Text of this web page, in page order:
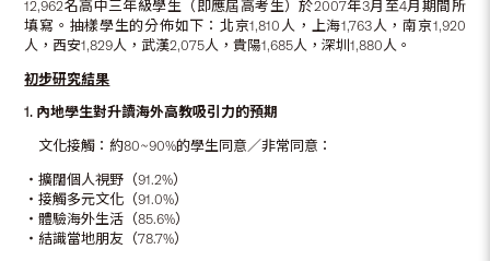
12,962名高中三年級學生（即應屆高考生）於2007年3月至4月期間所
填寫。抽樣學生的分佈如下：北京1,810人，上海1,763人，南京1,920
人，西安1,829人，武漢2,075人，貴陽1,685人，深圳1,880人。
初步研究結果
1. 內地學生對升讀海外高教吸引力的預期
文化接觸：約80~90%的學生同意／非常同意：
‧擴闊個人視野（91.2%）
‧接觸多元文化（91.0%）
‧體驗海外生活（85.6%）
‧結識當地朋友（78.7%）